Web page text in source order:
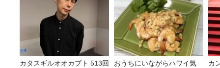
カタスギルオオカブト 513回
おうちにいながらハワイ気
カ